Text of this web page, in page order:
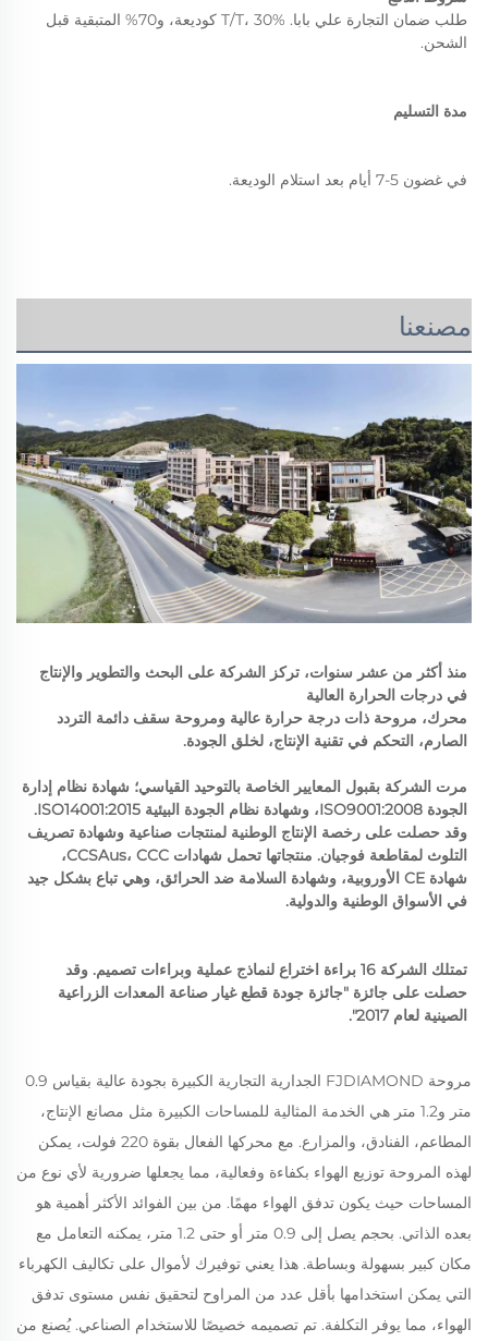
الشحن.
مدة التسليم
في غضون 5-7 أيام بعد استلام الوديعة.
مصنعنا
في درجات الحرارة العالية
الصارم، التحكم في تقنية الإنتاج، لخلق الجودة.
في الأسواق الوطنية والدولية.
الصينية لعام 2017".
مروحة FJDIAMOND الجدارية التجارية الكبيرة بجودة عالية بقياس 0.9
متر و1.2 متر هي الخدمة المثالية للمساحات الكبيرة مثل مصانع الإنتاج،
المطاعم، الفنادق، والمزارع.
مع محركها الفعال بقوة 220 فولت، يمكن
لهذه المروحة توزيع الهواء بكفاءة وفعالية، مما يجعلها ضرورية لأي نوع من
المساحات حيث يكون تدفق الهواء مهمًا. من بين الفوائد الأكثر أهمية هو
بعده الذاتي. بحجم يصل إلى 0.9 متر أو حتى 1.2 متر، يمكنه التعامل مع
مكان كبير بسهولة وبساطة. هذا يعني توفيرك لأموال على تكاليف الكهرباء
التي يمكن استخدامها بأقل عدد من المراوح لتحقيق نفس مستوى تدفق
الهواء، مما يوفر التكلفة. تم تصميمه خصيصًا للاستخدام الصناعي.يُصنع من